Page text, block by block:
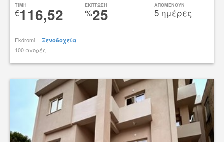
TIMH
€116,52 ΕΚΠΤΩΣΗ
%25 ΑΠΟΜΕΝΟΥΝ
5 ημέρες
Ekdromi Ξενοδοχεία
100 αγορές
tsibato